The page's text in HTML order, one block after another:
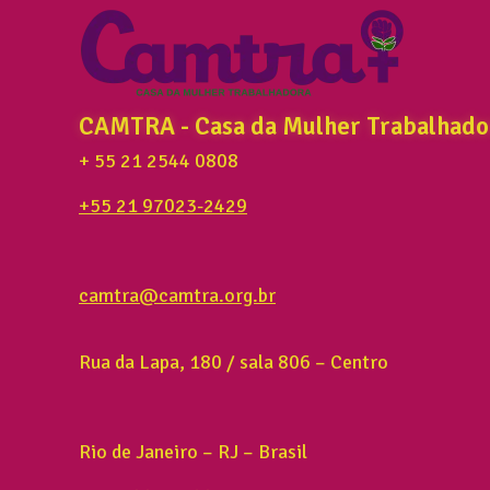
CAMTRA - Casa da Mulher
+ 55 21 2544 0808
+55 21 97023-2429
camtra@camtra.org.br
Rua da Lapa, 180 / sala 806 – Centro
Rio de Janeiro – RJ – Brasil